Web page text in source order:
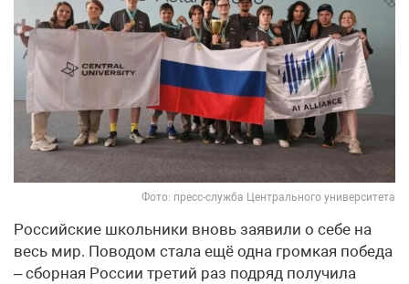
Фото: пресс-служба Центрального университета
Российские школьники вновь заявили о себе на
весь мир. Поводом стала ещё одна громкая победа
– сборная России третий раз подряд получила